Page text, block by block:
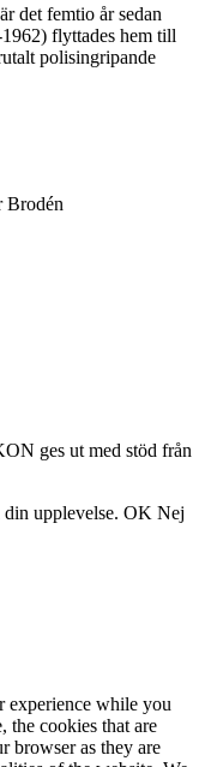
det femtio år sedan
flyttades hem till
polisingripande
Brodén
ges ut med stöd från
upplevelse. OK Nej
experience while you
the cookies that are
browser as they are